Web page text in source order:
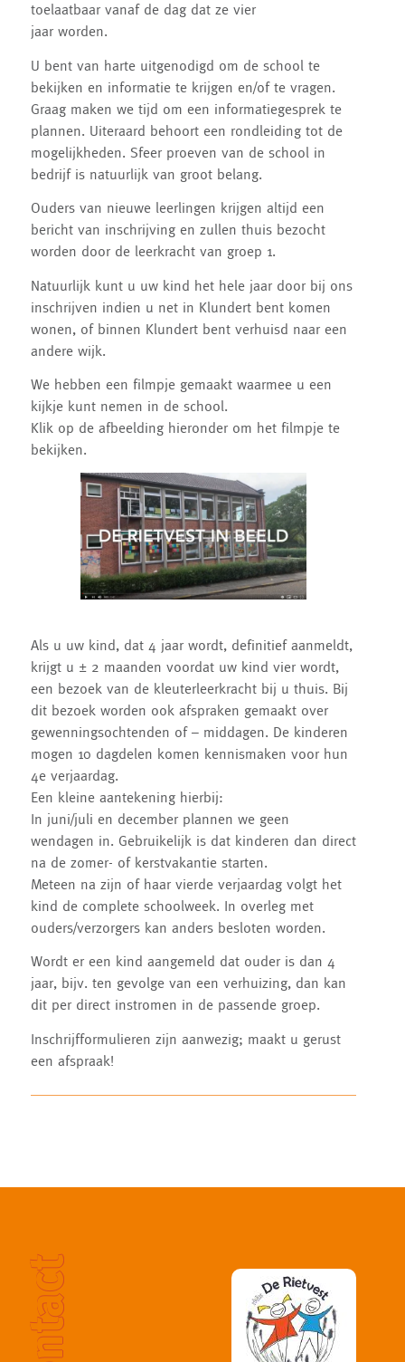
toelaatbaar vanaf de dag dat ze vier
jaar worden.
U bent van harte uitgenodigd om de school te
bekijken en informatie te krijgen en/of te vragen.
Graag maken we tijd om een informatiegesprek te
plannen. Uiteraard behoort een rondleiding tot de
mogelijkheden. Sfeer proeven van de school in
bedrijf is natuurlijk van groot belang.
Ouders van nieuwe leerlingen krijgen altijd een
bericht van inschrijving en zullen thuis bezocht
worden door de leerkracht van groep 1.
Natuurlijk kunt u uw kind het hele jaar door bij ons
inschrijven indien u net in Klundert bent komen
wonen, of binnen Klundert bent verhuisd naar een
andere wijk.
We hebben een filmpje gemaakt waarmee u een
kijkje kunt nemen in de school.
Klik op de afbeelding hieronder om het filmpje te
bekijken.
Als u uw kind, dat 4 jaar wordt, definitief aanmeldt,
krijgt u ± 2 maanden voordat uw kind vier wordt,
een bezoek van de kleuterleerkracht bij u thuis. Bij
dit bezoek worden ook afspraken gemaakt over
gewenningsochtenden of – middagen. De kinderen
mogen 10 dagdelen komen kennismaken voor hun
4e verjaardag.
Een kleine aantekening hierbij:
In juni/juli en december plannen we geen
wendagen in. Gebruikelijk is dat kinderen dan direct
na de zomer- of kerstvakantie starten.
Meteen na zijn of haar vierde verjaardag volgt het
kind de complete schoolweek. In overleg met
ouders/verzorgers kan anders besloten worden.
Wordt er een kind aangemeld dat ouder is dan 4
jaar, bijv. ten gevolge van een verhuizing, dan kan
dit per direct instromen in de passende groep.
Inschrijfformulieren zijn aanwezig; maakt u gerust
een afspraak!